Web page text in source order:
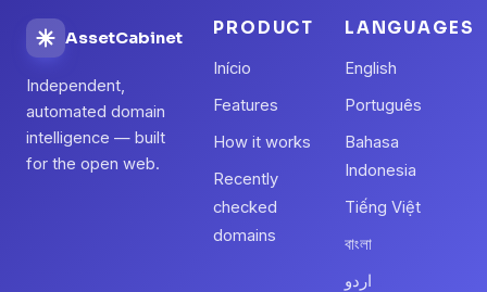
AssetCabinet
Independent,
automated domain
intelligence — built
for the open web.
PRODUCT
Início
Features
How it works
Recently
checked
domains
LANGUAGES
English
Português
Bahasa
Indonesia
Tiếng Việt
বাংলা
اردو